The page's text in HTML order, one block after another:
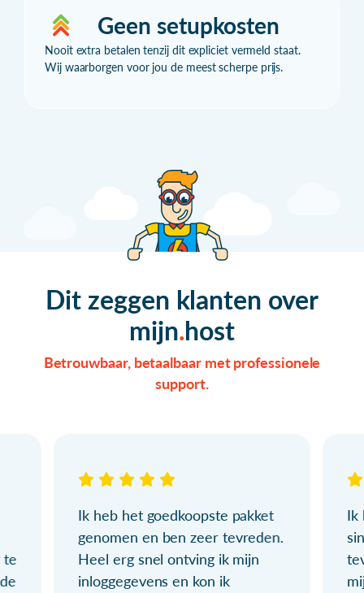
Geen setupkosten
Nooit extra betalen tenzij dit expliciet vermeld staat.
Wij waarborgen voor jou de meest scherpe prijs.
Dit zeggen klanten over
mijn host
Betrouwbaar, betaalbaar met professionele
support.
te
Ik heb het goedkoopste pakket
genomen en ben zeer tevreden.
Heel erg snel ontving ik mijn
inloggegevens en kon ik
Ik